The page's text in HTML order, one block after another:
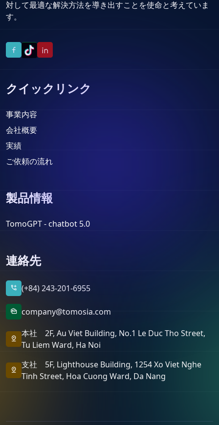
対して最適な解決方法を導き出すことを使命と考えていま
す。
クイックリンク
事業内容
会社概要
実績
ご依頼の流れ
製品情報
TomoGPT - chatbot 5.0
連絡先
add_call (+84) 243-201-6955
mark_as_unread company@tomosia.com
pin_drop
本社 2F, Au Viet Building, No.1 Le Duc Tho Street,
Tu Liem Ward, Ha Noi
pin_drop
支社 5F, Lighthouse Building, 1254 Xo Viet Nghe
Tinh Street, Hoa Cuong Ward, Da Nang